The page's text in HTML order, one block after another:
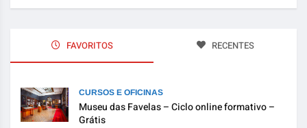
FAVORITOS RECENTES
CURSOS E OFICINAS
Museu das Favelas – Ciclo online formativo –
Grátis